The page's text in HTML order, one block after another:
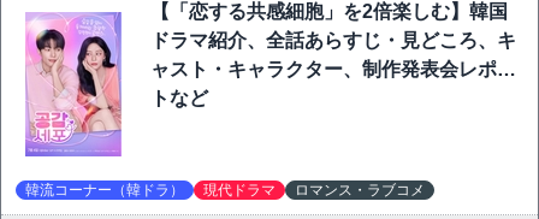
【「恋する共感細胞」を2倍楽しむ】韓国
ドラマ紹介、全話あらすじ・見どころ、キ
ャスト・キャラクター、制作発表会レポー
トなど
韓流コーナー（韓ドラ） 現代ドラマ ロマンス・ラブコメ